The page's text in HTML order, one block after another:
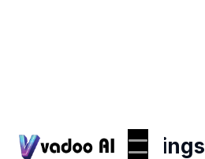
chicano drawings